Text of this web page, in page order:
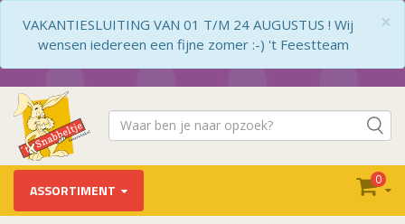
×
VAKANTIESLUITING VAN 01 T/M 24 AUGUSTUS ! Wij
wensen iedereen een fijne zomer :-) 't Feestteam
ASSORTIMENT
0